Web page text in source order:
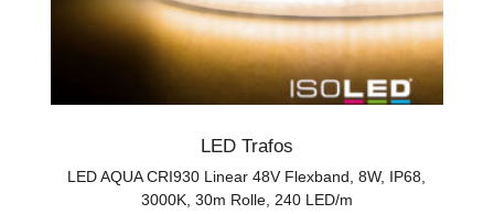
LED Trafos
LED AQUA CRI930 Linear 48V Flexband, 8W, IP68,
3000K, 30m Rolle, 240 LED/m